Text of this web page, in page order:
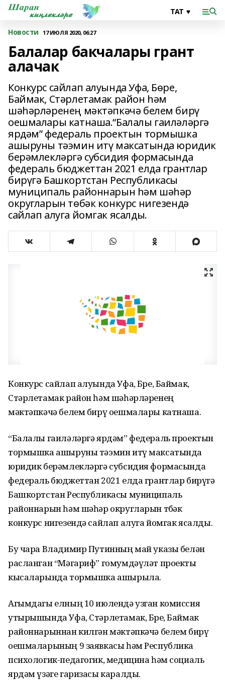
Новости 17 ИЮЛЯ 2020, 06:27
Балалар бакчалары грант
алачак
Конкурс сайлап алуында Уфа, Бөре,
Баймак, Стәрлетамак район һәм
шәһәрләренең мәктәпкәчә белем бирү
оешмалары катнаша.“Балалы гаиләләргә
ярдәм” федераль проектын тормышка
ашыруны тәэмин итү максатында юридик
берәмлекләргә субсидия формасында
федераль бюджеттан 2021 елда грантлар
бирүгә Башкортстан Республикасы
муниципаль районнарын һәм шәһәр
округларын төбәк конкурс нигезендә
сайлап алуга йомгак ясалды.
Конкурс сайлап алуында Уфа, Бөре, Баймак,
Стәрлетамак район һәм шәһәрләренең
мәктәпкәчә белем бирү оешмалары катнаша.
“Балалы гаиләләргә ярдәм” федераль проектын
тормышка ашыруны тәэмин итү максатында
юридик берәмлекләргә субсидия формасында
федераль бюджеттан 2021 елда грантлар бирүгә
Башкортстан Республикасы муниципаль
районнарын һәм шәһәр округларын төбәк
конкурс нигезендә сайлап алуга йомгак ясалды.
Бу чара Владимир Путинның май указы белән
расланган “Мәгариф” гомумдәүләт проекты
кысаларында тормышка ашырыла.
Агымдагы елның 10 июлендә узган комиссия
утырышында Уфа, Стәрлетамак, Бөре, Баймак
районнарыннан килгән мәктәпкәчә белем бирү
оешмаларының 9 заявкасы һәм Республика
психологик-педагогик, медицина һәм социаль
ярдәм үзәге гаризасы каралды.